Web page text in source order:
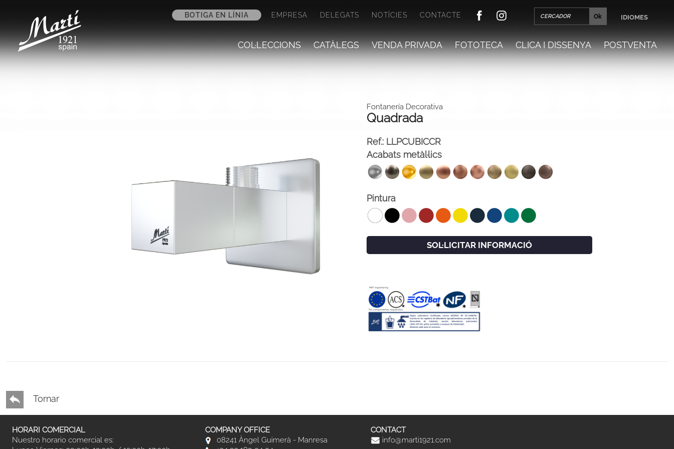
BOTIGA EN LÍNIA EMPRESA DELEGATS NOTÍCIES CONTACTE
COL·LECCIONS CATÀLEGS VENDA PRIVADA FOTOTECA CLICA I DISSENYA POSTVENTA
IDIOMES
Fontanería Decorativa
Quadrada
Ref.: LLPCUBICCR
Acabats metàl·lics
Pintura
SOL·LICITAR INFORMACIÓ
Tornar
HORARI COMERCIAL
Nuestro horario comercial es:
COMPANY OFFICE
08241 Àngel Guimerà - Manresa
CONTACT
info@marti1921.com